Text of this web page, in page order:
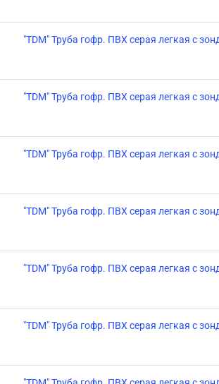
"TDM" Труба гофр. ПВХ серая легкая с
"TDM" Труба гофр. ПВХ серая легкая с
"TDM" Труба гофр. ПВХ серая легкая с
"TDM" Труба гофр. ПВХ серая легкая с
"TDM" Труба гофр. ПВХ серая легкая с
"TDM" Труба гофр. ПВХ серая легкая с